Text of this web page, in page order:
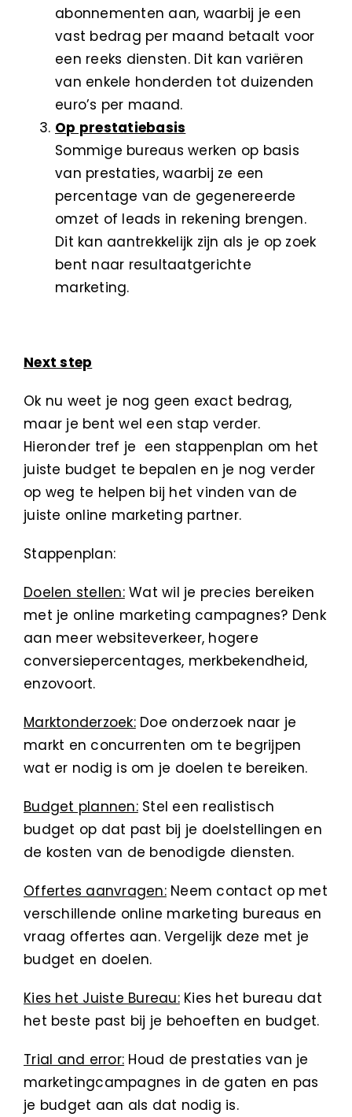
abonnementen aan, waarbij je een
vast bedrag per maand betaalt voor
een reeks diensten. Dit kan variëren
van enkele honderden tot duizenden
euro’s per maand.
Op prestatiebasis
Sommige bureaus werken op basis
van prestaties, waarbij ze een
percentage van de gegenereerde
omzet of leads in rekening brengen.
Dit kan aantrekkelijk zijn als je op zoek
bent naar resultaatgerichte
marketing.
Next step
Ok nu weet je nog geen exact bedrag,
maar je bent wel een stap verder.
Hieronder tref je een stappenplan om het
juiste budget te bepalen en je nog verder
op weg te helpen bij het vinden van de
juiste online marketing partner.
Stappenplan:
Doelen stellen:Wat wil je precies bereiken
met je online marketing campagnes? Denk
aan meer websiteverkeer, hogere
conversiepercentages, merkbekendheid,
enzovoort.
Marktonderzoek:Doe onderzoek naar je
markt en concurrenten om te begrijpen
wat er nodig is om je doelen te bereiken.
Budget plannen:Stel een realistisch
budget op dat past bij je doelstellingen en
de kosten van de benodigde diensten.
Offertes aanvragen:Neem contact op met
verschillende online marketing bureaus en
vraag offertes aan. Vergelijk deze met je
budget en doelen.
Kies het Juiste Bureau:Kies het bureau dat
het beste past bij je behoeften en budget.
Trial and error: Houd de prestaties van je
marketingcampagnes in de gaten en pas
je budget aan als dat nodig is.